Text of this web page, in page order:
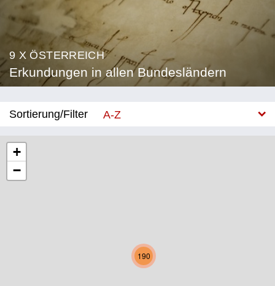
9 X ÖSTERREICH
Erkundungen in allen Bundesländern
Sortierung/Filter
A-Z
Niederösterreich
Oberösterreich
190
+
−